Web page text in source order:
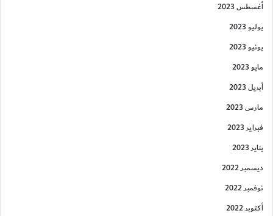
أغسطس 2023
يوليو 2023
يونيو 2023
مايو 2023
أبريل 2023
مارس 2023
فبراير 2023
يناير 2023
ديسمبر 2022
نوفمبر 2022
أكتوبر 2022